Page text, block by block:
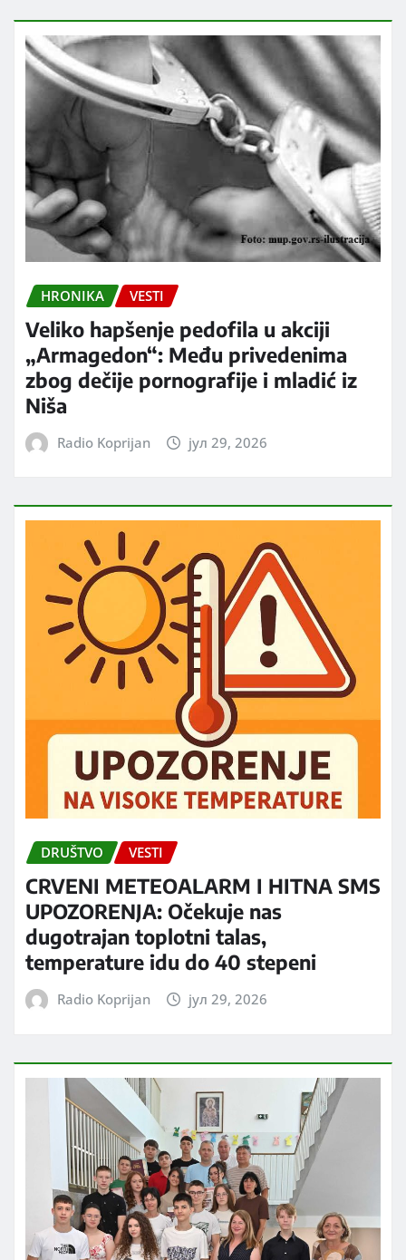
HRONIKA VESTI
Veliko hapšenje pedofila u akciji
„Armagedon“: Među privedenima
zbog dečije pornografije i mladić iz
Niša
Radio Koprijan јул 29, 2026
DRUŠTVO VESTI
CRVENI METEOALARM I HITNA SMS
UPOZORENJA: Očekuje nas
dugotrajan toplotni talas,
temperature idu do 40 stepeni
Radio Koprijan јул 29, 2026